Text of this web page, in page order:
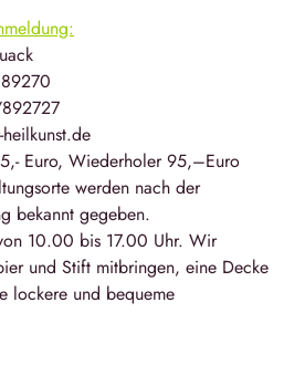
heilkunst.de
Euro, Wiederholer 95,–Euro
werden nach der
bekannt gegeben.
10.00 bis 17.00 Uhr. Wir
und Stift mitbringen, eine Decke
lockere und bequeme